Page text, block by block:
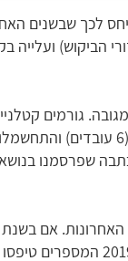
לכך שבשנים
הביקוש) ועלייה
הבנייה, ו-19 מתוכם בשל נפילה מגובה. גורמים
זה כתבה שפרסמנו
שיעור ההרוגים מנפילה מגובה מתוך כלל התאונות בענף הבניה עמד על 40%, בשנת 2019 המספרים טיפסו